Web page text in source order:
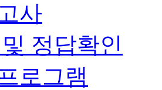
사
정답확인
로그램